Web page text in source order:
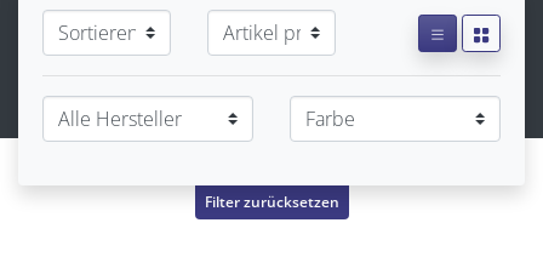
Filter zurücksetzen